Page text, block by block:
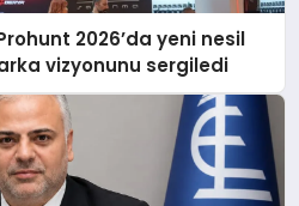
2026’da yeni nesil
vizyonunu sergiledi